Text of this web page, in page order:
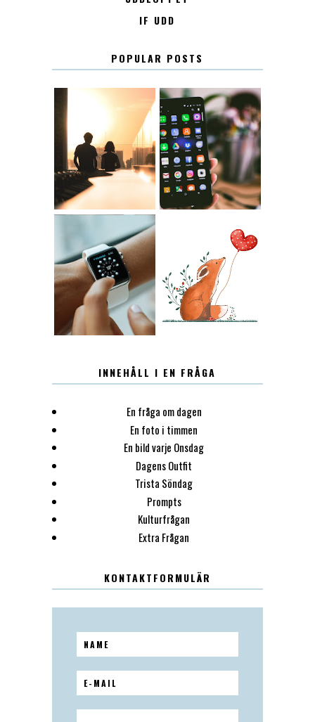
IF UDD
POPULAR POSTS
KONTAKT KONTAKTLISTA
12.30 LUGN
INNEHÅLL I EN FRÅGA
En fråga om dagen
En foto i timmen
En bild varje Onsdag
Dagens Outfit
Trista Söndag
Prompts
Kulturfrågan
Extra Frågan
KONTAKTFORMULÄR